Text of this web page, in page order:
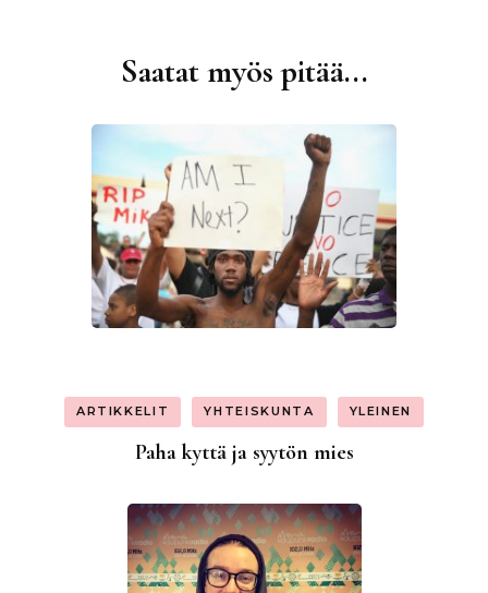
Saatat myös pitää...
ARTIKKELIT YHTEISKUNTA YLEINEN
Paha kyttä ja syytön mies